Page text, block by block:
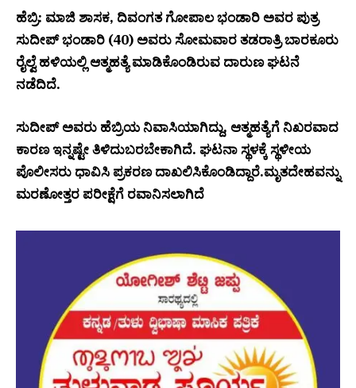
ಹೆಬ್ರಿ: ಮಾಜಿ ಶಾಸಕ, ದಿವಂಗತ ಗೋಪಾಲ ಭಂಡಾರಿ ಅವರ ಪುತ್ರ
ಸುದೀಪ್ ಭಂಡಾರಿ (40) ಅವರು ಸೋಮವಾರ ತಡರಾತ್ರಿ ಬಾರಕೂರು
ರೈಲ್ವೆ ಹಳಿಯಲ್ಲಿ ಆತ್ಮಹತ್ಯೆ ಮಾಡಿಕೊಂಡಿರುವ ದಾರುಣ ಘಟನೆ
ನಡೆದಿದೆ.
ಸುದೀಪ್ ಅವರು ಹೆಬ್ರಿಯ ನಿವಾಸಿಯಾಗಿದ್ದು, ಆತ್ಮಹತ್ಯೆಗೆ ನಿಖರವಾದ
ಕಾರಣ ಇನ್ನಷ್ಟೇ ತಿಳಿದುಬರಬೇಕಾಗಿದೆ. ಘಟನಾ ಸ್ಥಳಕ್ಕೆ ಸ್ಥಳೀಯ
ಪೊಲೀಸರು ಧಾವಿಸಿ ಪ್ರಕರಣ ದಾಖಲಿಸಿಕೊಂಡಿದ್ದಾರೆ.ಮೃತದೇಹವನ್ನು
ಮರಣೋತ್ತರ ಪರೀಕ್ಷೆಗೆ ರವಾನಿಸಲಾಗಿದೆ